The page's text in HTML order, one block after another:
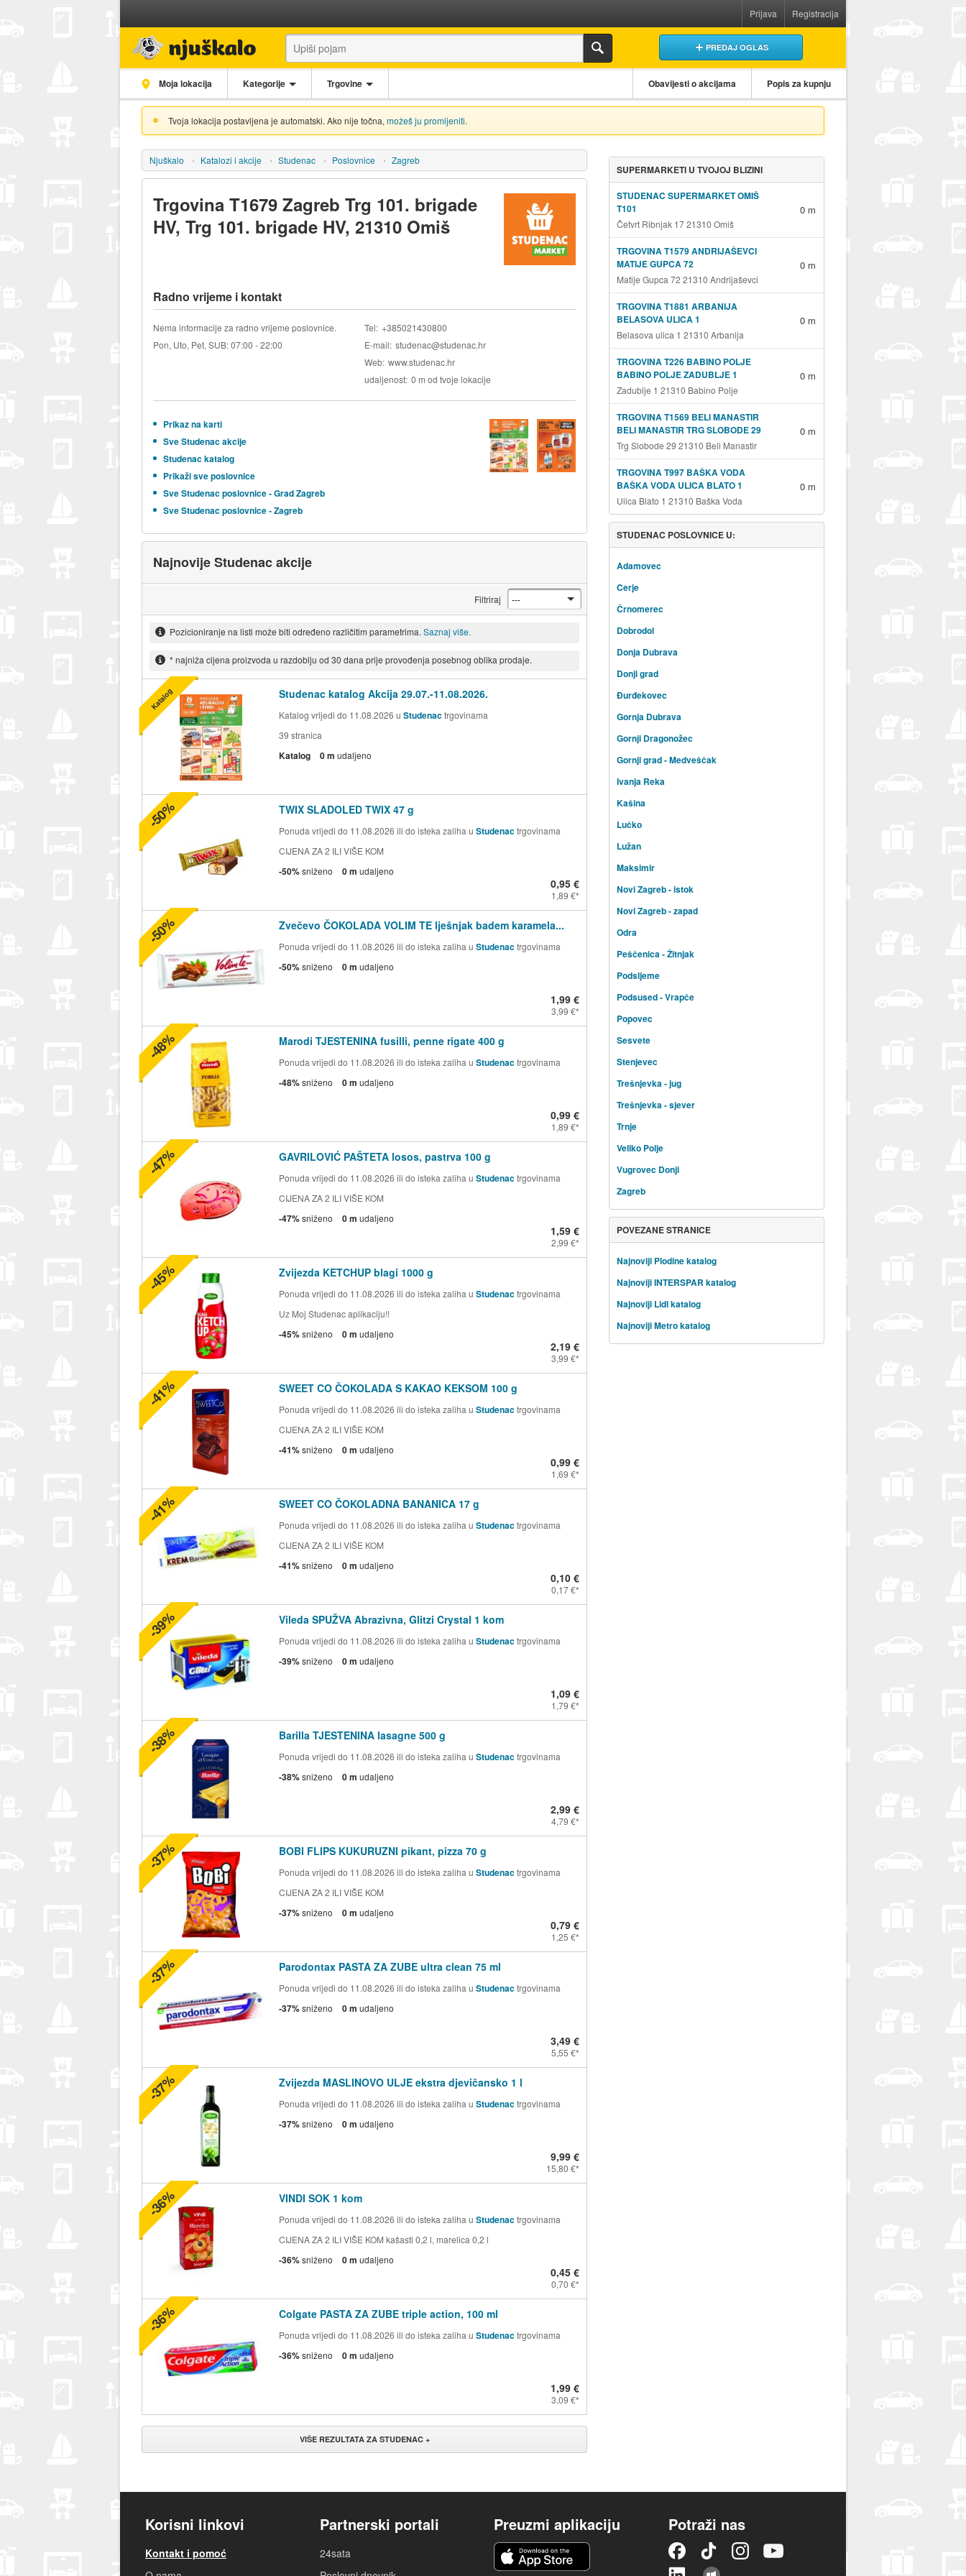
Prijava Registracija
PREDAJ OGLAS
Moja lokacija Kategorije Trgovine Obavijesti o akcijama Popis za kupnju
Tvoja lokacija postavljena je automatski. Ako nije točna, možeš ju promijeniti.
Njuškalo Katalozi i akcije Studenac Poslovnice Zagreb
Trgovina T1679 Zagreb Trg 101. brigade
HV, Trg 101. brigade HV, 21310 Omiš
Radno vrijeme i kontakt
Nema informacije za radno vrijeme poslovnice.
Pon, Uto, Pet, SUB: 07:00 - 22:00
Tel +385021430800
E-mail studenac@studenac.hr
Web www.studenac.hr
udaljenost 0 m od tvoje lokacije
Prikaz na karti
Sve Studenac akcije
Studenac katalog
Prikaži sve poslovnice
Sve Studenac poslovnice - Grad Zagreb
Sve Studenac poslovnice - Zagreb
Najnovije Studenac akcije
Filtriraj
Pozicioniranje na listi može biti određeno različitim parametrima. Saznaj više.
* najniža cijena proizvoda u razdoblju od 30 dana prije provođenja posebnog oblika prodaje.
Studenac katalog Akcija 29.07.-11.08.2026.
Katalog vrijedi do 11.08.2026 u Studenactrgovinama
39 stranica
Katalog 0 m udaljeno
Katalog
TWIX SLADOLED TWIX 47 g
Ponuda vrijedi do 11.08.2026 ili do isteka zaliha u Studenactrgovinama
CIJENA ZA 2 ILI VIŠE KOM
-50%sniženo 0 m udaljeno
0,95 €
1,89 €
-50%
Zvečevo ČOKOLADA VOLIM TE lješnjak badem karamela...
Ponuda vrijedi do 11.08.2026 ili do isteka zaliha u Studenactrgovinama
-50%sniženo 0 m udaljeno
1,99 €
3,99 €
-50%
Marodi TJESTENINA fusilli, penne rigate 400 g
Ponuda vrijedi do 11.08.2026 ili do isteka zaliha u Studenactrgovinama
-48%sniženo 0 m udaljeno
0,99 €
1,89 €
-48%
GAVRILOVIĆ PAŠTETA losos, pastrva 100 g
Ponuda vrijedi do 11.08.2026 ili do isteka zaliha u Studenactrgovinama
CIJENA ZA 2 ILI VIŠE KOM
-47%sniženo 0 m udaljeno
1,59 €
2,99 €
-47%
Zvijezda KETCHUP blagi 1000 g
Ponuda vrijedi do 11.08.2026 ili do isteka zaliha u Studenactrgovinama
Uz Moj Studenac aplikaciju!!
-45%sniženo 0 m udaljeno
2,19 €
3,99 €
-45%
SWEET CO ČOKOLADA S KAKAO KEKSOM 100 g
Ponuda vrijedi do 11.08.2026 ili do isteka zaliha u Studenactrgovinama
CIJENA ZA 2 ILI VIŠE KOM
-41%sniženo 0 m udaljeno
0,99 €
1,69 €
-41%
SWEET CO ČOKOLADNA BANANICA 17 g
Ponuda vrijedi do 11.08.2026 ili do isteka zaliha u Studenactrgovinama
CIJENA ZA 2 ILI VIŠE KOM
-41%sniženo 0 m udaljeno
0,10 €
0,17 €
-41%
Vileda SPUŽVA Abrazivna, Glitzi Crystal 1 kom
Ponuda vrijedi do 11.08.2026 ili do isteka zaliha u Studenactrgovinama
-39%sniženo 0 m udaljeno
1,09 €
1,79 €
-39%
Barilla TJESTENINA lasagne 500 g
Ponuda vrijedi do 11.08.2026 ili do isteka zaliha u Studenactrgovinama
-38%sniženo 0 m udaljeno
2,99 €
4,79 €
-38%
BOBI FLIPS KUKURUZNI pikant, pizza 70 g
Ponuda vrijedi do 11.08.2026 ili do isteka zaliha u Studenactrgovinama
CIJENA ZA 2 ILI VIŠE KOM
-37%sniženo 0 m udaljeno
0,79 €
1,25 €
-37%
Parodontax PASTA ZA ZUBE ultra clean 75 ml
Ponuda vrijedi do 11.08.2026 ili do isteka zaliha u Studenactrgovinama
-37%sniženo 0 m udaljeno
3,49 €
5,55 €
-37%
Zvijezda MASLINOVO ULJE ekstra djevičansko 1 l
Ponuda vrijedi do 11.08.2026 ili do isteka zaliha u Studenactrgovinama
-37%sniženo 0 m udaljeno
9,99 €
15,80 €
-37%
VINDI SOK 1 kom
Ponuda vrijedi do 11.08.2026 ili do isteka zaliha u Studenactrgovinama
CIJENA ZA 2 ILI VIŠE KOM kašasti 0,2 l, marelica 0,2 l
-36%sniženo 0 m udaljeno
0,45 €
0,70 €
-36%
Colgate PASTA ZA ZUBE triple action, 100 ml
Ponuda vrijedi do 11.08.2026 ili do isteka zaliha u Studenactrgovinama
-36%sniženo 0 m udaljeno
1,99 €
3,09 €
-36%
VIŠE REZULTATA ZA STUDENAC +
SUPERMARKETI U TVOJOJ BLIZINI
STUDENAC SUPERMARKET OMIŠ
T101
Četvrt Ribnjak 17 21310 Omiš
0 m
TRGOVINA T1579 ANDRIJAŠEVCI
MATIJE GUPCA 72
Matije Gupca 72 21310 Andrijaševci
0 m
TRGOVINA T1881 ARBANIJA
BELASOVA ULICA 1
Belasova ulica 1 21310 Arbanija
0 m
TRGOVINA T226 BABINO POLJE
BABINO POLJE ZADUBLJE 1
Zadublje 1 21310 Babino Polje
0 m
TRGOVINA T1569 BELI MANASTIR
BELI MANASTIR TRG SLOBODE 29
Trg Slobode 29 21310 Beli Manastir
0 m
TRGOVINA T997 BAŠKA VODA
BAŠKA VODA ULICA BLATO 1
Ulica Blato 1 21310 Baška Voda
0 m
STUDENAC POSLOVNICE U:
Adamovec
Cerje
Črnomerec
Dobrodol
Donja Dubrava
Donji grad
Đurđekovec
Gornja Dubrava
Gornji Dragonožec
Gornji grad - Medveščak
Ivanja Reka
Kašina
Lučko
Lužan
Maksimir
Novi Zagreb - istok
Novi Zagreb - zapad
Odra
Peščenica - Žitnjak
Podsljeme
Podsused - Vrapče
Popovec
Sesvete
Stenjevec
Trešnjevka - jug
Trešnjevka - sjever
Trnje
Veliko Polje
Vugrovec Donji
Zagreb
POVEZANE STRANICE
Najnoviji Plodine katalog
Najnoviji INTERSPAR katalog
Najnoviji Lidl katalog
Najnoviji Metro katalog
Korisni linkovi
Kontakt i pomoć
Partnerski portali
24sata
Preuzmi aplikaciju Potraži nas